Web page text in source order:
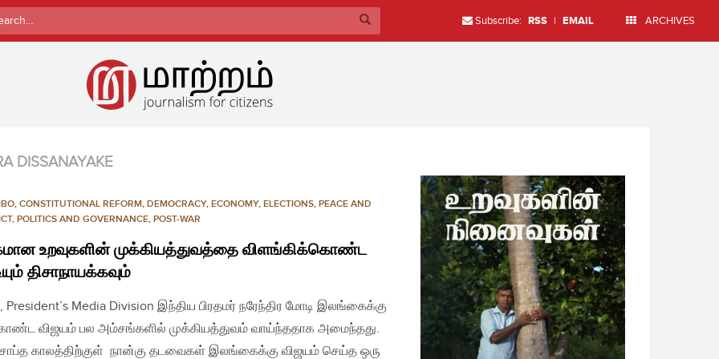
Subscribe: RSS | EMAIL ARCHIVES
DISSANAYAKE
, CONSTITUTIONAL REFORM, DEMOCRACY, ECONOMY, ELECTIONS, PEACE AND
, POLITICS AND GOVERNANCE, POST-WAR
உறவுகளின் முக்கியத்துவத்தை விளங்கிக்கொண்ட
திசாநாயக்கவும்
President’s Media Division இந்திய பிரதமர் நரேந்திர மோடி இலங்கைக்கு
விஜயம் பல அம்சங்களில் முக்கியத்துவம் வாய்ந்ததாக அமைந்தது.
காலத்திற்குள் நான்கு தடவைகள் இலங்கைக்கு விஜயம் செய்த ஒரு